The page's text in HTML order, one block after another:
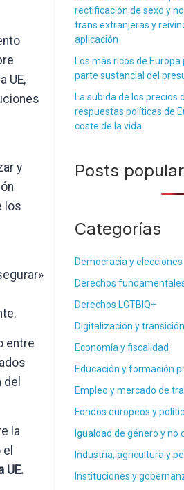
UE,
y
los
entre
la
UE.
rectificación de sexo y
trans extranjeras y
aplicación
Los más ricos de
parte sustancial del
La subida de los precios
respuestas políticas de
coste de la vida
Posts
Categorías
Democracia y elecciones
Derechos
Derechos LGTBIQ+
Digitalización y
Economía y fiscalidad
Educación y formación
Empleo y mercado de
Fondos europeos y
Igualdad de género y no
Industria, agricultura y
Instituciones y